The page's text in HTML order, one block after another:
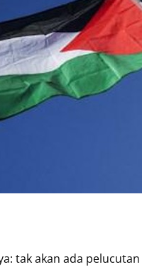
tak akan ada